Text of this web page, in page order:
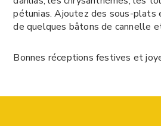
pétunias. Ajoutez des sous-plats
de quelques bâtons de cannelle
Bonnes réceptions festives et